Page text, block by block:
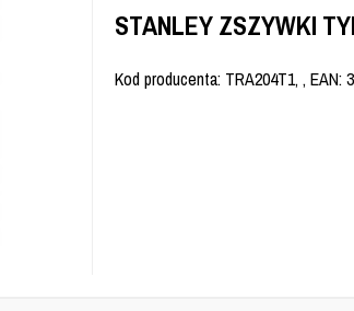
STANLEY ZSZYWKI
Kod producenta: TRA204T1, , EAN: